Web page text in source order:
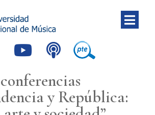
y República: